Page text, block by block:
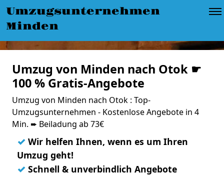
Umzugsunternehmen
Minden
Umzug von Minden nach Otok ☛
100 % Gratis-Angebote
Umzug von Minden nach Otok : Top-
Umzugsunternehmen - Kostenlose Angebote in 4
Min. ➨ Beiladung ab 73€
✓ Wir helfen Ihnen, wenn es um Ihren
Umzug geht!
✓ Schnell & unverbindlich Angebote